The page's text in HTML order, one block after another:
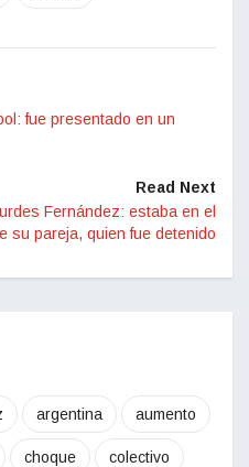
fue presentado en un
Read Next
Fernández: estaba en el
su pareja, quien fue detenido
argentina aumento
choque colectivo